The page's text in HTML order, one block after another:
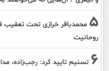
5 محمدباقر خرازی تحت تعقیب
روحانیت
6 تسنیم تایید کرد: رجب‌زاده،